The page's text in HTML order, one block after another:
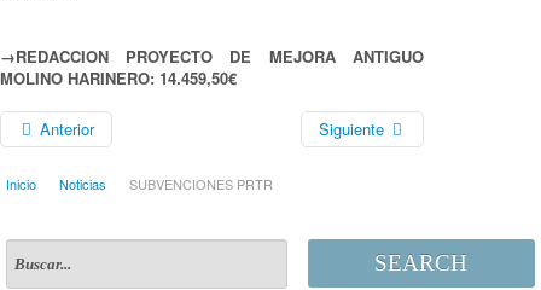
→REDACCION PROYECTO DE MEJORA ANTIGUO
MOLINO HARINERO: 14.459,50€
Anterior Siguiente
Inicio Noticias SUBVENCIONES PRTR
SEARCH